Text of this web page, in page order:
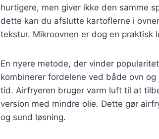
hurtigere, men giver ikke den samme
dette kan du afslutte kartoflerne i
tekstur. Mikroovnen er dog en praktisk
En nyere metode, der vinder
kombinerer fordelene ved både ovn
tid. Airfryeren bruger varm luft til at
version med mindre olie. Dette gør
og sund løsning.